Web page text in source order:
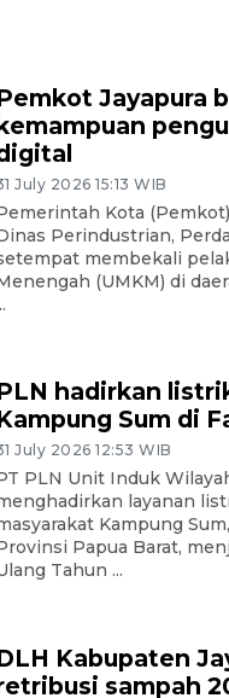
Jayapura
July 2026 15:13 WIB
Kota
Perindustrian,
membekali
(UMKM) di
hadirkan
Sum di
July 2026 12:53 WIB
PLN Unit Induk
layanan
Kampung
Papua Barat,
Tahun ...
Kabupaten
sampah
Pendam